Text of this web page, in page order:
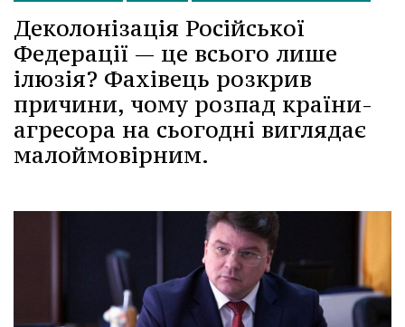
Деколонізація Російської
Федерації — це всього лише
ілюзія? Фахівець розкрив
причини, чому розпад країни-
агресора на сьогодні виглядає
малоймовірним.